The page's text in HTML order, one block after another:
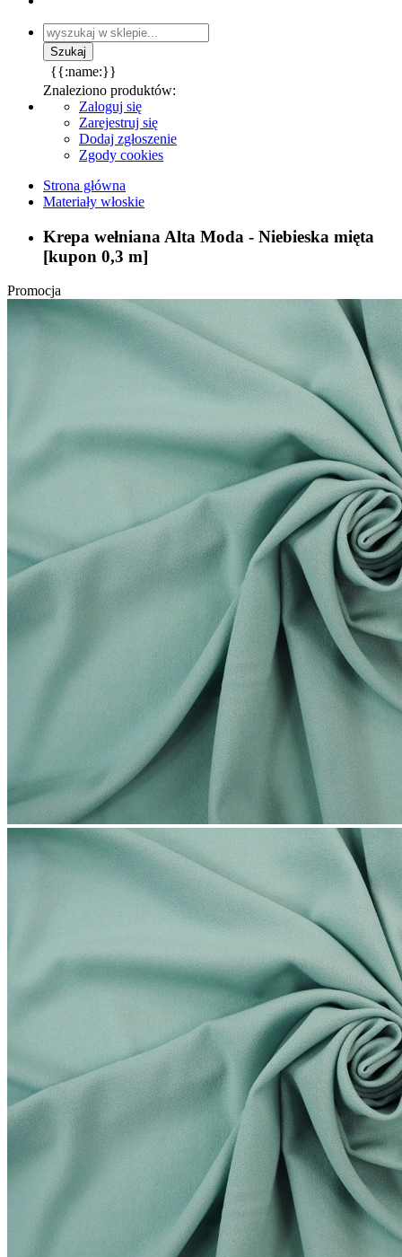
{{:name:}}
Znaleziono produktów:
Zaloguj się
Zarejestruj się
Dodaj zgłoszenie
Zgody cookies
Strona główna
Materiały włoskie
Krepa wełniana Alta Moda - Niebieska mięta
[kupon 0,3 m]
Promocja